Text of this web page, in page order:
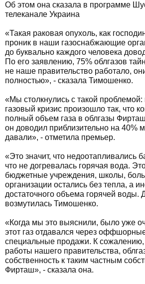
Об этом она сказала в программе
телеканале Украина
«Такая раковая опухоль, как
проник в наши газоснабжающие
до буквально каждого человека
По его заявлению, 75% облгазов
не наше правительство работало,
полностью», - сказала Тимошенко.
«Мы столкнулись с такой проблемой:
газовый кризис произошло так, что
полный объем газа в облгазы
он доводил приблизительно на 40%
давали», - отметила премьер.
«Это значит, что недоотапливались
что не догревалась горячая вода.
бюджетные учреждения, школы,
организации остались без тепла, а
достаточного объема горячей воды.
возмутилась Тимошенко.
«Когда мы это выяснили, было уже
этот газ отдавался через
специальные продажи. К
работы нашего правительства,
собственность к таким частным
Фирташ», - сказала она.